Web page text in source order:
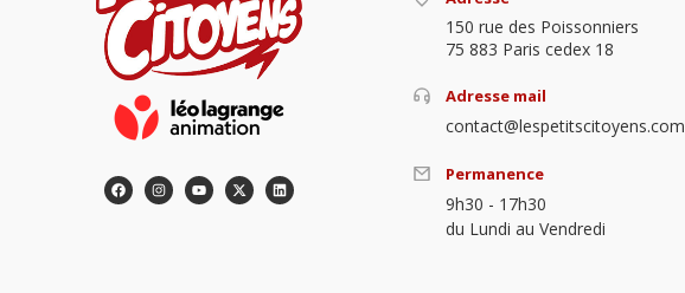
150 rue des Poissonniers
75 883 Paris cedex 18
Adresse mail
contact@lespetitscitoyens.com
Permanence
9h30 - 17h30
du Lundi au Vendredi